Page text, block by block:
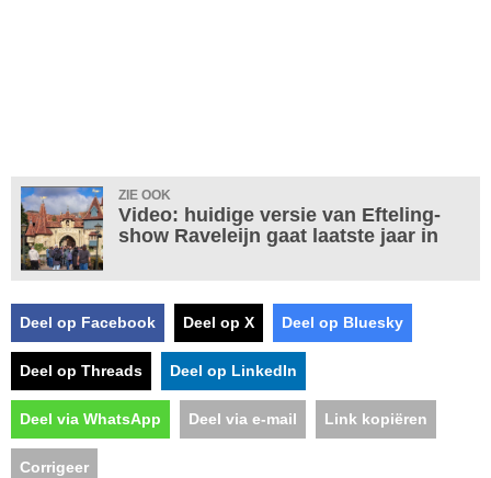
ZIE OOK
Video: huidige versie van Efteling-
show Raveleijn gaat laatste jaar in
Deel op Facebook Deel op X Deel op Bluesky
Deel op Threads Deel op LinkedIn
Deel via WhatsApp Deel via e-mail Link kopiëren
Corrigeer